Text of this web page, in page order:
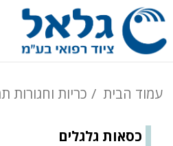
עמוד הבית כריות וחגורות
כסאות גלגלים